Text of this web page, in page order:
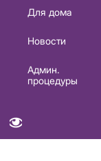
Основная
навигация
Для дома
Новости
Админ.
процедуры